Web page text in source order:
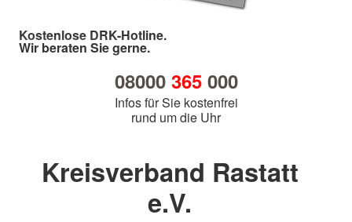
Kostenlose DRK-Hotline.
Wir beraten Sie gerne.
08000 365000
Infos für Sie kostenfrei
rund um die Uhr
Kreisverband Rastatt
e.V.